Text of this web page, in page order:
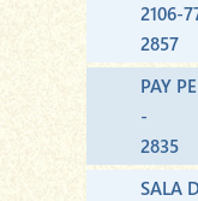
2106-
2857
PAY
-
2835
SALA